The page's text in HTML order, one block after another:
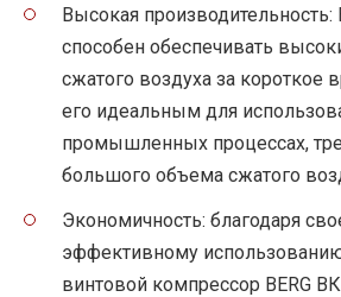
Высокая производительность:
способен обеспечивать
сжатого воздуха за короткое
его идеальным для
промышленных процессах,
большого объема сжатого
Экономичность: благодаря
эффективному
винтовой компрессор BERG